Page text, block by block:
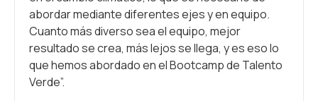
abordar mediante diferentes ejes y en equipo.
Cuanto más diverso sea el equipo, mejor
resultado se crea, más lejos se llega, y es eso lo
que hemos abordado en el Bootcamp de Talento
Verde”.